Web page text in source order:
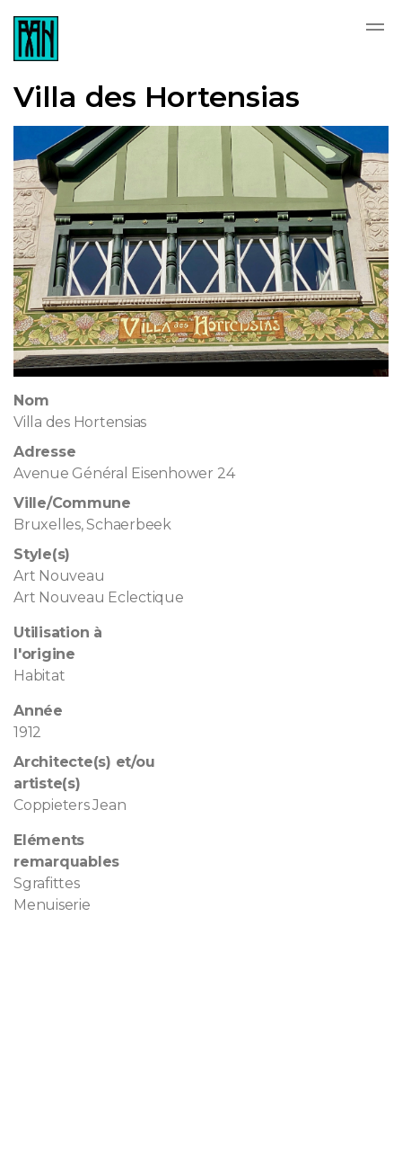
Villa des Hortensias
Nom
Villa des Hortensias
Adresse
Avenue Général Eisenhower 24
Ville/Commune
Bruxelles, Schaerbeek
Style(s)
Art Nouveau
Art Nouveau Eclectique
Utilisation à
l'origine
Habitat
Année
1912
Architecte(s) et/ou
artiste(s)
Coppieters Jean
Eléments
remarquables
Sgrafittes
Menuiserie